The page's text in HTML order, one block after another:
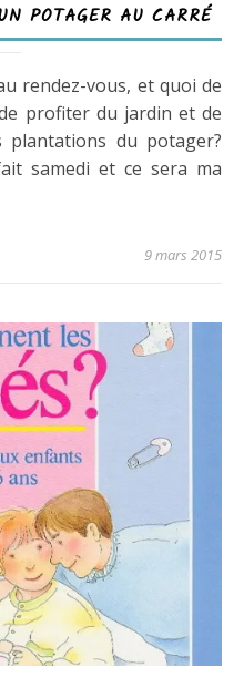
POTAGER AU CARRÉ
profiter du jardin et de
plantations du potager?
samedi et ce sera ma
9 mars 2015